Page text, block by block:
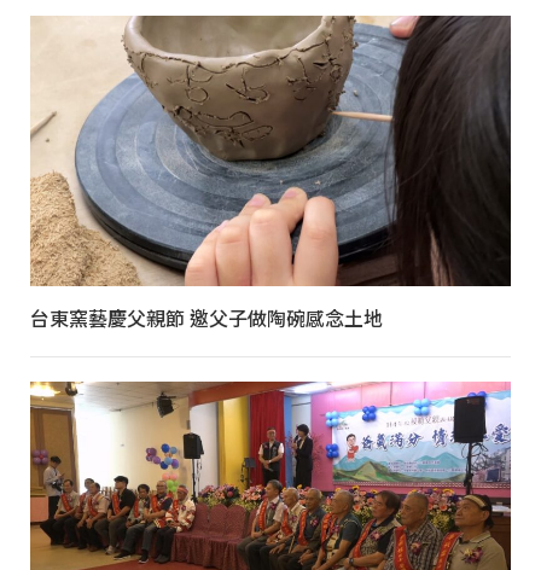
台東窯藝慶父親節 邀父子做陶碗感念土地